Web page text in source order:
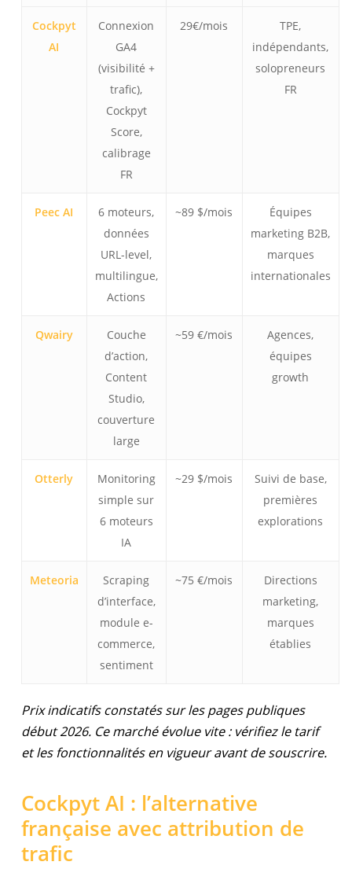
Cockpyt
AI
Connexion
GA4
(visibilité +
trafic),
Cockpyt
Score,
calibrage
FR
29€/mois
TPE,
indépendants,
solopreneurs
FR
Peec AI
6 moteurs,
données
URL-level,
multilingue,
Actions
~89 $/mois
Équipes
marketing B2B,
marques
internationales
Qwairy
Couche
d’action,
Content
Studio,
couverture
large
~59 €/mois
Agences,
équipes
growth
Otterly
Monitoring
simple sur
6 moteurs
IA
~29 $/mois
Suivi de base,
premières
explorations
Meteoria
Scraping
d’interface,
module e-
commerce,
sentiment
~75 €/mois
Directions
marketing,
marques
établies
Prix indicatifs constatés sur les pages publiques
début 2026. Ce marché évolue vite : vérifiez le tarif
et les fonctionnalités en vigueur avant de souscrire.
Cockpyt AI : l’alternative
française avec attribution de
trafic